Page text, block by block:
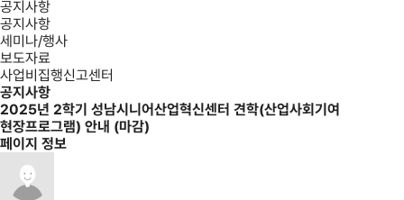
공지사항
공지사항
세미나/행사
보도자료
사업비집행신고센터
공지사항
2025년 2학기 성남시니어산업혁신센터 견학(산업사회기여
현장프로그램) 안내 (마감)
페이지 정보